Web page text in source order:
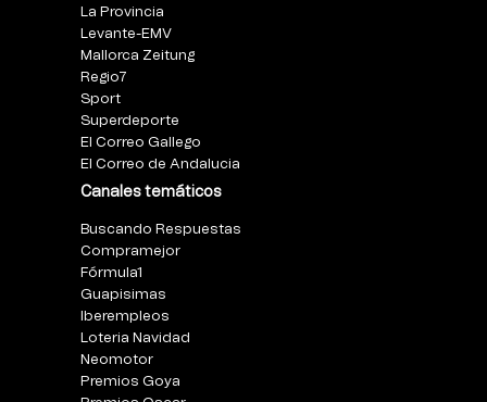
La Provincia
Levante-EMV
Mallorca Zeitung
Regio7
Sport
Superdeporte
El Correo Gallego
El Correo de Andalucia
Canales temáticos
Buscando Respuestas
Compramejor
Fórmula1
Guapisimas
Iberempleos
Loteria Navidad
Neomotor
Premios Goya